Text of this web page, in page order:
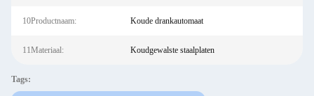
10Productnaam: Koude drankautomaat
11Materiaal: Koudgewalste staalplaten
Tags: